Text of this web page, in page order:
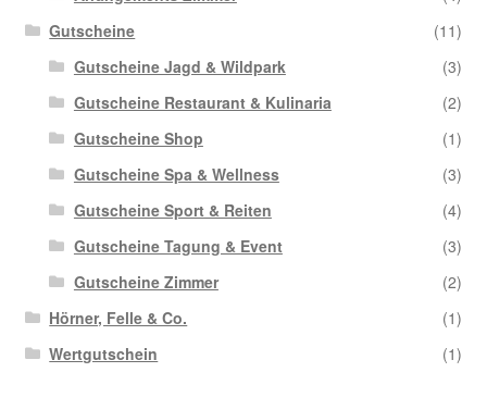
Gutscheine
(11)
Gutscheine Jagd & Wildpark
(3)
Gutscheine Restaurant & Kulinaria
(2)
Gutscheine Shop
(1)
Gutscheine Spa & Wellness
(3)
Gutscheine Sport & Reiten
(4)
Gutscheine Tagung & Event
(3)
Gutscheine Zimmer
(2)
Hörner, Felle & Co.
(1)
Wertgutschein
(1)